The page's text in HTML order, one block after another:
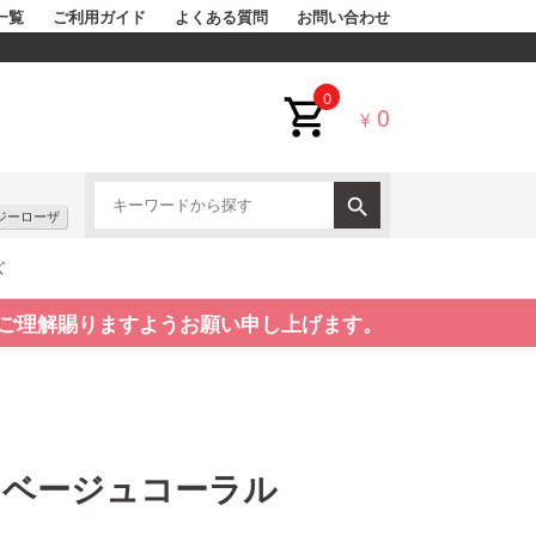
覧 ご利用ガイド よくある質問 お問い合わせ
0
¥ 0
ーローザ
解賜りますようお願い申し上げます。
ージュコーラル